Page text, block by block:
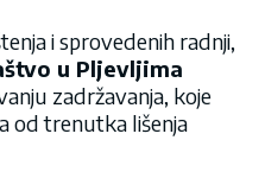
i sprovedenih radnji,
u Pljevljima
zadržavanja, koje
od trenutka lišenja